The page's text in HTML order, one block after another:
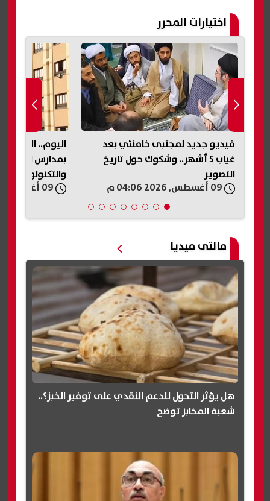
اختيارات المحرر
اليوم.. الفرصة الأخيرة للالتحاق
بمدارس المتفوقين للعلوم
والتكنولوجيا (STEM)
تفاصيل
ونظام
السويس
مالتى ميديا
هل يؤثر التحول للدعم النقدي على توفير الخبز؟..
شعبة المخابز توضح